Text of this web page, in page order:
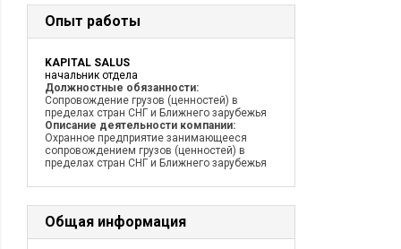
Опыт работы
KAPITAL SALUS
начальник отдела
Должностные обязанности:
Сопровождение грузов (ценностей) в
пределах стран СНГ и Ближнего зарубежья
Описание деятельности компании:
Охранное предприятие занимающееся
сопровождением грузов (ценностей) в
пределах стран СНГ и Ближнего зарубежья
Общая информация